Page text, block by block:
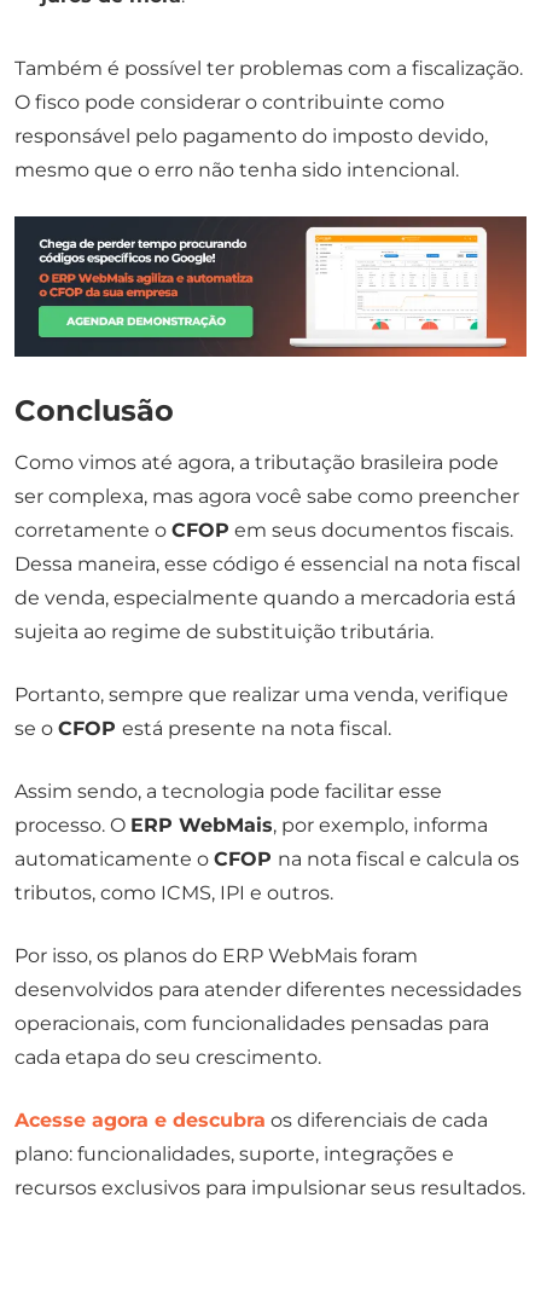
Também é possível ter problemas com a fiscalização.
O fisco pode considerar o contribuinte como
responsável pelo pagamento do imposto devido,
mesmo que o erro não tenha sido intencional.
Conclusão
Como vimos até agora, a tributação brasileira pode
ser complexa, mas agora você sabe como preencher
corretamente o CFOP em seus documentos fiscais.
Dessa maneira, esse código é essencial na nota fiscal
de venda, especialmente quando a mercadoria está
sujeita ao regime de substituição tributária.
Portanto, sempre que realizar uma venda, verifique
se o CFOP está presente na nota fiscal.
Assim sendo, a tecnologia pode facilitar esse
processo. O ERP WebMais, por exemplo, informa
automaticamente o CFOP na nota fiscal e calcula os
tributos, como ICMS, IPI e outros.
Por isso, os planos do ERP WebMais foram
desenvolvidos para atender diferentes necessidades
operacionais, com funcionalidades pensadas para
cada etapa do seu crescimento.
Acesse agora e descubra os diferenciais de cada
plano: funcionalidades, suporte, integrações e
recursos exclusivos para impulsionar seus resultados.